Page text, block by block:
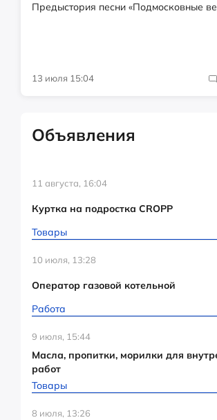
Предыстория песни «Подмосковные
13 июля 15:04
Объявления
11 августа, 16:04
Куртка на подростка CROPP
Товары
10 июля, 13:28
Оператор газовой котельной
Работа
9 июля, 15:44
Масла, пропитки, морилки для
работ
Товары
8 июля, 13:26